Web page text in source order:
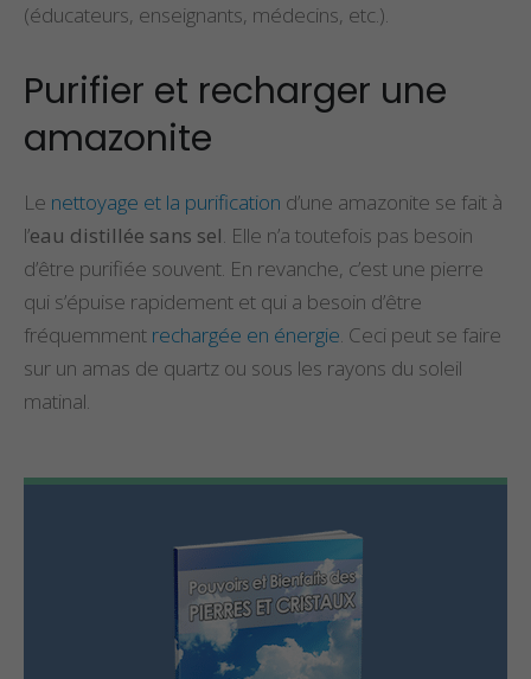
(éducateurs, enseignants, médecins, etc.).
Purifier et recharger une
amazonite
Le nettoyage et la purification d’une amazonite se fait à
l’eau distillée sans sel. Elle n’a toutefois pas besoin
d’être purifiée souvent. En revanche, c’est une pierre
qui s’épuise rapidement et qui a besoin d’être
fréquemment rechargée en énergie. Ceci peut se faire
sur un amas de quartz ou sous les rayons du soleil
matinal.